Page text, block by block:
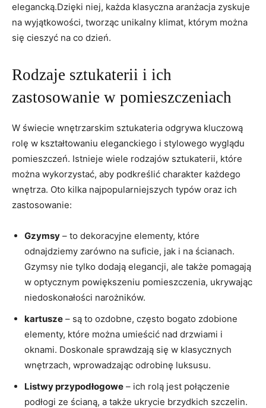
elegancką.Dzięki niej, każda klasyczna aranżacja zyskuje
na wyjątkowości, tworząc unikalny klimat, którym można
się cieszyć na co dzień.
Rodzaje sztukaterii i ich
zastosowanie w pomieszczeniach
W świecie wnętrzarskim sztukateria odgrywa kluczową
rolę w kształtowaniu eleganckiego i stylowego wyglądu
pomieszczeń. Istnieje wiele rodzajów sztukaterii, które
można wykorzystać, aby podkreślić charakter każdego
wnętrza. Oto kilka najpopularniejszych typów oraz ich
zastosowanie:
Gzymsy – to dekoracyjne elementy, które
odnajdziemy zarówno na suficie, jak i na ścianach.
Gzymsy nie tylko dodają elegancji, ale także pomagają
w optycznym powiększeniu pomieszczenia, ukrywając
niedoskonałości narożników.
kartusze – są to ozdobne, często bogato zdobione
elementy, które można umieścić nad drzwiami i
oknami. Doskonale sprawdzają się w klasycznych
wnętrzach, wprowadzając odrobinę luksusu.
Listwy przypodłogowe – ich rolą jest połączenie
podłogi ze ścianą, a także ukrycie brzydkich szczelin.